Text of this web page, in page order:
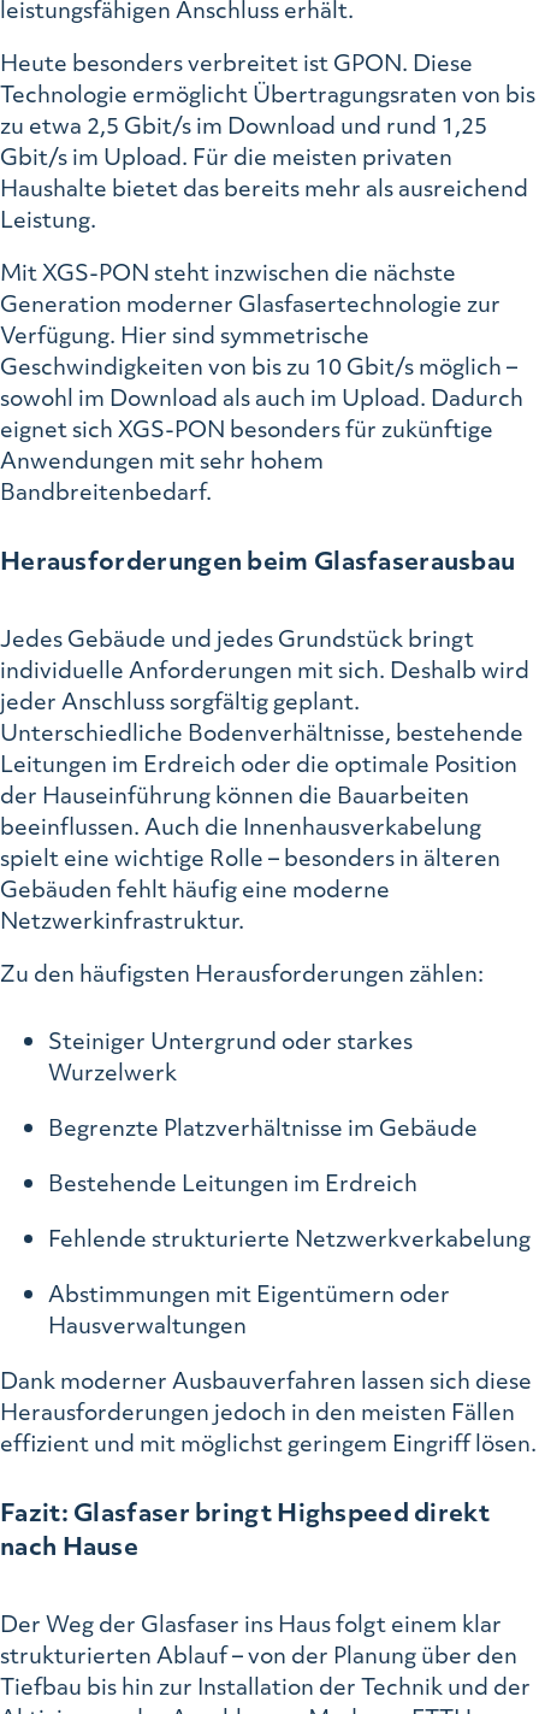
leistungsfähigen Anschluss erhält.
Heute besonders verbreitet ist GPON. Diese
Technologie ermöglicht Übertragungsraten von bis
zu etwa 2,5 Gbit/s im Download und rund 1,25
Gbit/s im Upload. Für die meisten privaten
Haushalte bietet das bereits mehr als ausreichend
Leistung.
Mit XGS-PON steht inzwischen die nächste
Generation moderner Glasfasertechnologie zur
Verfügung. Hier sind symmetrische
Geschwindigkeiten von bis zu 10 Gbit/s möglich –
sowohl im Download als auch im Upload. Dadurch
eignet sich XGS-PON besonders für zukünftige
Anwendungen mit sehr hohem
Bandbreitenbedarf.
Herausforderungen beim Glasfaserausbau
Jedes Gebäude und jedes Grundstück bringt
individuelle Anforderungen mit sich. Deshalb wird
jeder Anschluss sorgfältig geplant.
Unterschiedliche Bodenverhältnisse, bestehende
Leitungen im Erdreich oder die optimale Position
der Hauseinführung können die Bauarbeiten
beeinflussen. Auch die Innenhausverkabelung
spielt eine wichtige Rolle – besonders in älteren
Gebäuden fehlt häufig eine moderne
Netzwerkinfrastruktur.
Zu den häufigsten Herausforderungen zählen:
Steiniger Untergrund oder starkes
Wurzelwerk
Begrenzte Platzverhältnisse im Gebäude
Bestehende Leitungen im Erdreich
Fehlende strukturierte Netzwerkverkabelung
Abstimmungen mit Eigentümern oder
Hausverwaltungen
Dank moderner Ausbauverfahren lassen sich diese
Herausforderungen jedoch in den meisten Fällen
effizient und mit möglichst geringem Eingriff lösen.
Fazit: Glasfaser bringt Highspeed direkt
nach Hause
Der Weg der Glasfaser ins Haus folgt einem klar
strukturierten Ablauf – von der Planung über den
Tiefbau bis hin zur Installation der Technik und der